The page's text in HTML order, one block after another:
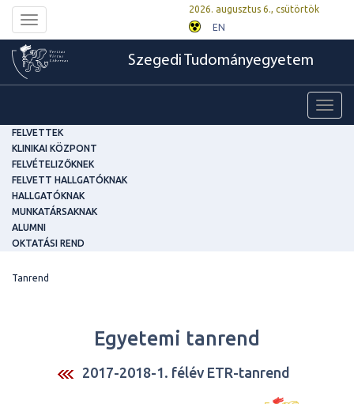
Toggle
navigation
2026. augusztus 6., csütörtök
EN
Szegedi Tudományegyetem
FELVETTEK
KLINIKAI KÖZPONT
FELVÉTELIZŐKNEK
FELVETT HALLGATÓKNAK
HALLGATÓKNAK
MUNKATÁRSAKNAK
ALUMNI
OKTATÁSI REND
Tanrend
Egyetemi tanrend
2017-2018-1. félév ETR-tanrend